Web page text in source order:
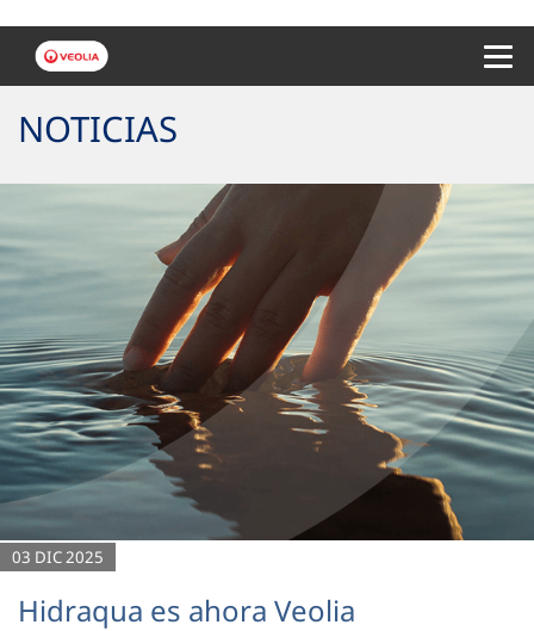
NOTICIAS
03 DIC 2025
Hidraqua es ahora Veolia